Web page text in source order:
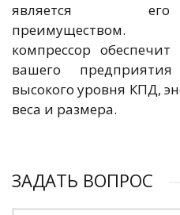
является
компрессор
вашего
высокого уровня КПД,
веса и размера.
ЗАДАТЬ ВОПРОС